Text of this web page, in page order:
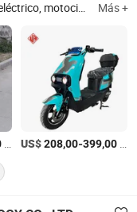
triciclo eléctrico, bicicleta eléctrica, vehículo eléctrico, máquina eléctrica, motor eléctrico Más +
/Pieza US$208,00-399,00